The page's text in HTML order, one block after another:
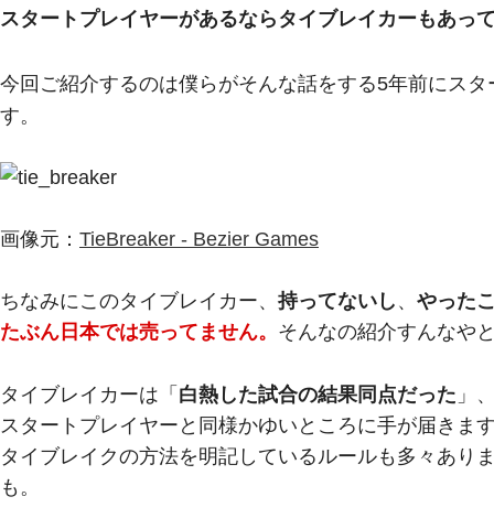
スタートプレイヤーがあるならタイブレイカーもあっ
今回ご紹介するのは僕らがそんな話をする5年前にス
す。
画像元： TieBreaker - Bezier Games
ちなみにこのタイブレイカー、 持ってないし 、 やった
たぶん日本では売ってません。 そんなの紹介すんなや
タイブレイカーは「 白熱した試合の結果同点だった 」
スタートプレイヤーと同様かゆいところに手が届きま
タイブレイクの方法を明記しているルールも多々あり
も。